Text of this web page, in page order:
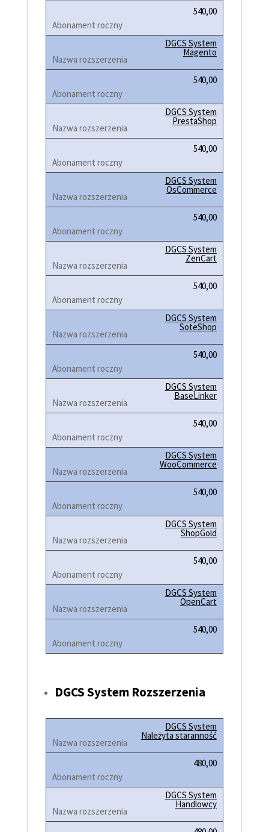
540,00
DGCS System
Magento
540,00
DGCS System
PrestaShop
540,00
DGCS System
OsCommerce
540,00
DGCS System
ZenCart
540,00
DGCS System
SoteShop
540,00
DGCS System
BaseLinker
540,00
DGCS System
WooCommerce
540,00
DGCS System
ShopGold
540,00
DGCS System
OpenCart
540,00
DGCS System Rozszerzenia
DGCS System
Należyta staranność
480,00
DGCS System
Handlowcy